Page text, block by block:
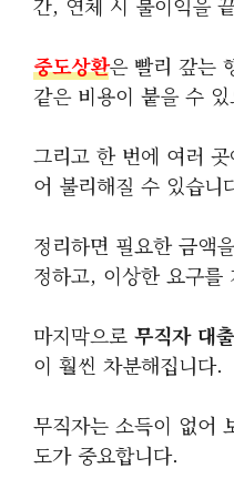
중도상환은 빨리 갚는
같은 비용이 붙을 수
그리고 한 번에 여러
어 불리해질 수 있습니
정리하면 필요한 금액
정하고, 이상한 요구를
마지막으로 무직자 대
이 훨씬 차분해집니다.
무직자는 소득이 없어
도가 중요합니다.